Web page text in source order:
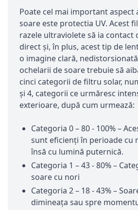
Poate cel mai important aspect
soare este protectia UV. Acest
razele ultraviolete să ia contact
direct și, în plus, acest tip de
o imagine clară,
ochelarii de soare trebuie să
cinci categorii de filtru solar,
și 4, categorii ce urmăresc
exterioare, după cum urmează:
Categoria 0 – 80 - 100% –
sunt eficienți în perioade cu
însă cu lumină puternică.
Categoria 1 – 43 - 80% –
soare cu nori
Categoria 2 – 18 - 43% –
dimineața sau spre